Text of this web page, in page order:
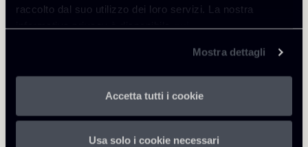
raccolto dal suo utilizzo dei loro servizi. La nostra
informativa privacy è disponibilequi.
Mostra dettagli
Accetta tutti i cookie
Usa solo i cookie necessari
Osservazioni-bozza-di-
121 Kb
Torna agli Insights